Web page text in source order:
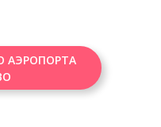
АЭРОПОРТА